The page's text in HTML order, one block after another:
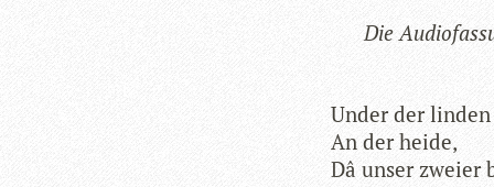
Die
Under der linden
An der heide,
Dâ unser zweier